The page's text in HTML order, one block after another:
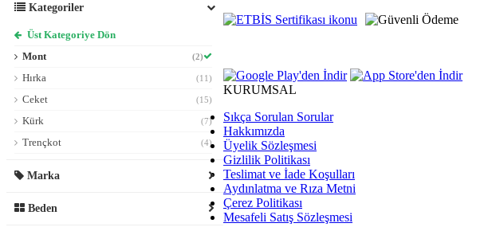
Kategoriler
Üst Kategoriye Dön
Mont
(2)
Hırka (11)
Ceket (15)
Kürk (7)
Trençkot (4)
Marka
Beden
KURUMSAL
Sıkça Sorulan Sorular
Hakkımızda
Üyelik Sözleşmesi
Gizlilik Politikası
Teslimat ve İade Koşulları
Aydınlatma ve Rıza Metni
Çerez Politikası
Mesafeli Satış Sözleşmesi